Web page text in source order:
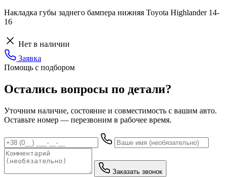
Накладка губы заднего бампера нижняя Toyota Highlander 14-
16
Нет в наличии
Заявка
Помощь с подбором
Остались вопросы по детали?
Уточним наличие, состояние и совместимость с вашим авто.
Оставьте номер — перезвоним в рабочее время.
Заказать звонок